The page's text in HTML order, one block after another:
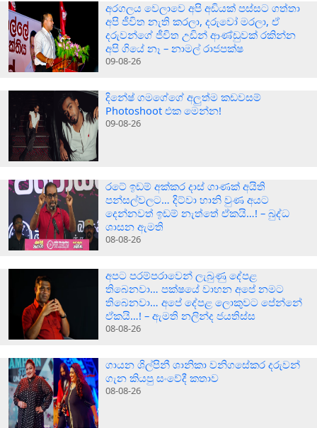
අරගලය වෙලාවෙ අපි අඩියක් පස්සට ගත්තා
අපි ජීවිත නැති කරලා, දරුවෝ මරලා, ඒ
දරුවන්ගේ ජීවිත උඩින් ආණ්ඩුවක් රකින්න
අපි ගියේ නෑ – නාමල් රාජපක්ෂ
09-08-26
දිනේෂ් ගමගේගේ අලුත්ම කඩවසම්
Photoshoot එක මෙන්න!
09-08-26
රටේ ඉඩම් අක්කර දාස් ගාණක් අයිති
පන්සල්වලට… දිට්වා හානි වුණ අයට
දෙන්නවත් ඉඩම් නැත්තේ ඒකයි…! – බුද්ධ
ශාසන ඇමති
08-08-26
අපට පරම්පරාවෙන් ලැබුණු දේපළ
තිබෙනවා… පක්ෂයේ වාහන අපේ නමට
තිබෙනවා… අපේ දේපළ ලොකුවට පේන්නේ
ඒකයි…! – ඇමති නලින්ද ජයතිස්ස
08-08-26
ගායන ශිල්පිනී ශානිකා වනිගසේකර දරුවන්
ගැන කියපු සංවේදී කතාව
08-08-26